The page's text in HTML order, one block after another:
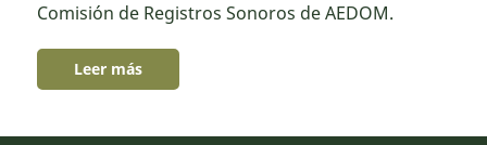
Comisión de Registros Sonoros de AEDOM.
Leer más